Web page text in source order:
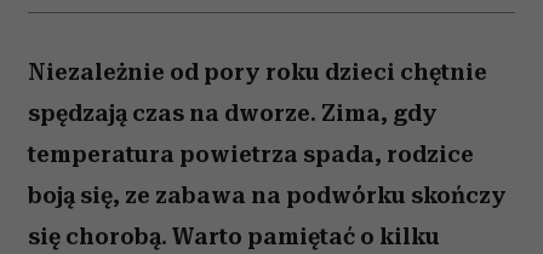
Niezależnie od pory roku dzieci chętnie
spędzają czas na dworze. Zima, gdy
temperatura powietrza spada, rodzice
boją się, ze zabawa na podwórku skończy
się chorobą. Warto pamiętać o kilku